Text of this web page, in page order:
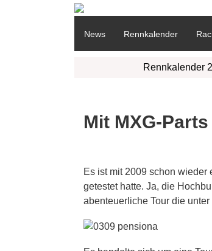
News Rennkalender
Rennkalender
Mit MXG-
Es ist mit 2009 schon
getestet hatte. Ja, die
abenteuerliche Tour die